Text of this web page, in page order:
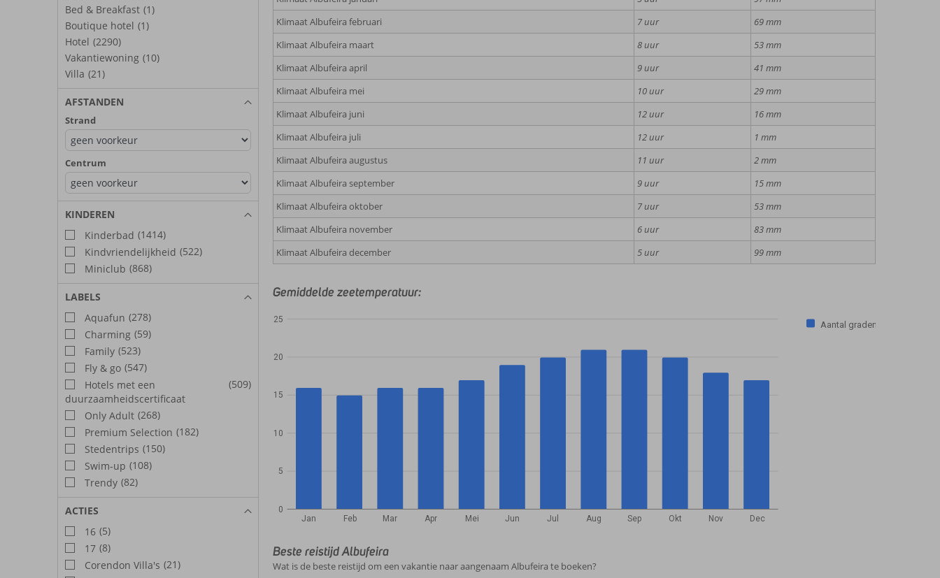
Bed & Breakfast (1)
Boutique hotel (1)
Hotel (2290)
Vakantiewoning (10)
Villa (21)
AFSTANDEN
Strand
Centrum
KINDEREN
Kinderbad (1414)
Kindvriendelijkheid (522)
Miniclub (868)
LABELS
Aquafun (278)
Charming (59)
Family (523)
Fly & go (547)
Hotels met een
duurzaamheidscertificaat
(509)
Only Adult (268)
Premium Selection (182)
Stedentrips (150)
Swim-up (108)
Trendy (82)
ACTIES
16 (5)
17 (8)
Corendon Villa's (21)
Klimaat Albufeira februari
7 uur
69 mm
Klimaat Albufeira maart
8 uur
53 mm
Klimaat Albufeira april
9 uur
41 mm
Klimaat Albufeira mei
10 uur
29 mm
Klimaat Albufeira juni
12 uur
16 mm
Klimaat Albufeira juli
12 uur
1 mm
Klimaat Albufeira augustus
11 uur
2 mm
Klimaat Albufeira september
9 uur
15 mm
Klimaat Albufeira oktober
7 uur
53 mm
Klimaat Albufeira november
6 uur
83 mm
Klimaat Albufeira december
5 uur 99 mm
Gemiddelde zeetemperatuur:
Aantal graden
Jan Feb Mar Apr Mei Jun Jul Aug Sep Okt Nov Dec
0
5
10
15
20
25
Beste reistijd Albufeira
Wat is de beste reistijd om een vakantie naar aangenaam Albufeira te boeken?